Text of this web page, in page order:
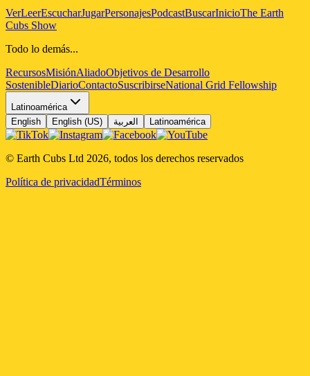
VerLeerEscucharJugarPersonajesPodcastBuscarInicioThe Earth
Cubs Show
Todo lo demás...
RecursosMisiónAliadoObjetivos de Desarrollo
SostenibleDiarioContactoSuscribirseNational Grid Fellowship
Latinoamérica
English
English (US) العربية Latinoamérica
© Earth Cubs Ltd 2026, todos los derechos reservados
Política de privacidadTérminos